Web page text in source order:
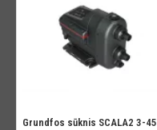
Grundfos sūknis SCALA2 3-45